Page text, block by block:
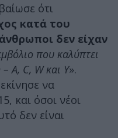
ότι
κατά του
δεν είχαν
που καλύπτει
A, C, W και Y».
να
και όσοι νέοι
δεν είναι